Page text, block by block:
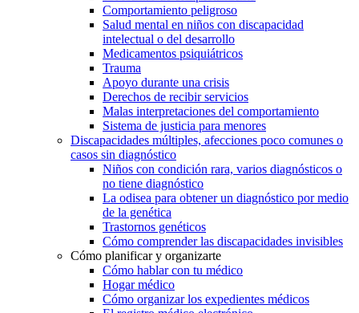
Comportamiento peligroso
Salud mental en niños con discapacidad
intelectual o del desarrollo
Medicamentos psiquiátricos
Trauma
Apoyo durante una crisis
Derechos de recibir servicios
Malas interpretaciones del comportamiento
Sistema de justicia para menores
Discapacidades múltiples, afecciones poco comunes o
casos sin diagnóstico
Niños con condición rara, varios diagnósticos o
no tiene diagnóstico
La odisea para obtener un diagnóstico por medio
de la genética
Trastornos genéticos
Cómo comprender las discapacidades invisibles
Cómo planificar y organizarte
Cómo hablar con tu médico
Hogar médico
Cómo organizar los expedientes médicos